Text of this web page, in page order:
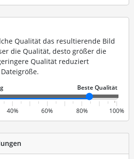
Qualität das resultierende Bild
die Qualität, desto größer die
Qualität reduziert
40% 60% 80% 100%